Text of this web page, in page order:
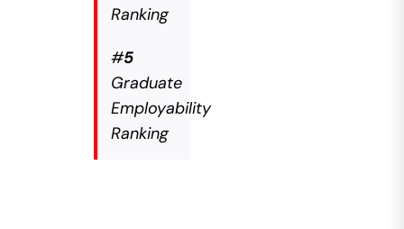
Ranking
#5
Graduate
Employability
Ranking